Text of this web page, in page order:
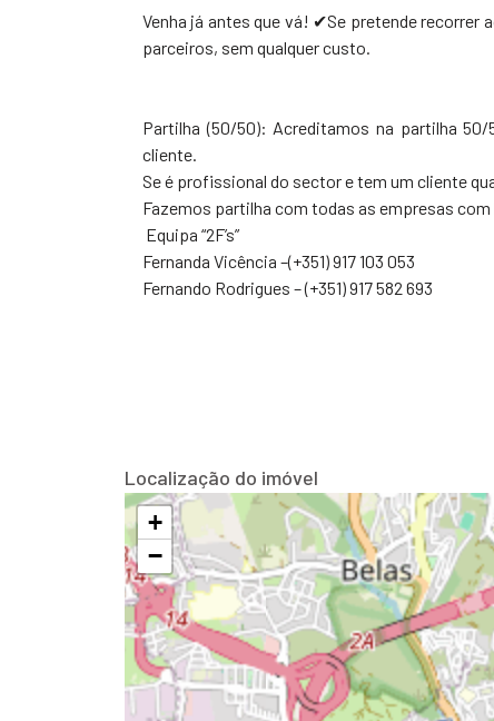
Venha já antes que vá! ✔Se pretende recorrer
parceiros, sem qualquer custo.
Partilha (50/50): Acreditamos na partilha
cliente.
Se é profissional do sector e tem um cliente
Fazemos partilha com todas as empresas com
Equipa “2F’s”
Fernanda Vicência –(+351) 917 103 053
Fernando Rodrigues – (+351) 917 582 693
Localização do imóvel
+
−